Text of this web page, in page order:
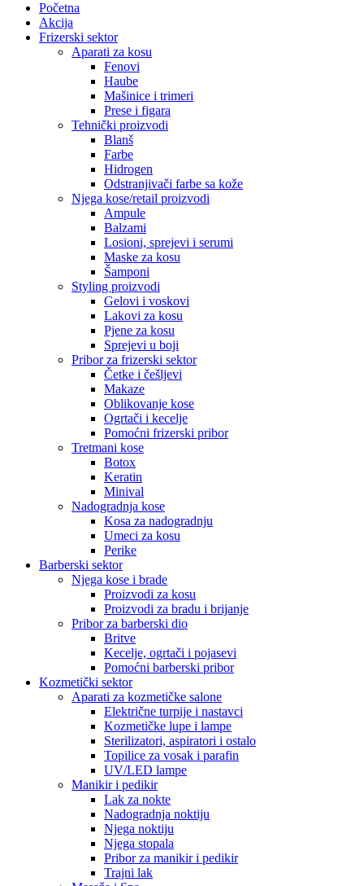
Početna
Akcija
Frizerski sektor
Aparati za kosu
Fenovi
Haube
Mašinice i trimeri
Prese i figara
Tehnički proizvodi
Blanš
Farbe
Hidrogen
Odstranjivači farbe sa kože
Njega kose/retail proizvodi
Ampule
Balzami
Losioni, sprejevi i serumi
Maske za kosu
Šamponi
Styling proizvodi
Gelovi i voskovi
Lakovi za kosu
Pjene za kosu
Sprejevi u boji
Pribor za frizerski sektor
Četke i češljevi
Makaze
Oblikovanje kose
Ogrtači i kecelje
Pomoćni frizerski pribor
Tretmani kose
Botox
Keratin
Minival
Nadogradnja kose
Kosa za nadogradnju
Umeci za kosu
Perike
Barberski sektor
Njega kose i brade
Proizvodi za kosu
Proizvodi za bradu i brijanje
Pribor za barberski dio
Britve
Kecelje, ogrtači i pojasevi
Pomoćni barberski pribor
Kozmetički sektor
Aparati za kozmetičke salone
Električne turpije i nastavci
Kozmetičke lupe i lampe
Sterilizatori, aspiratori i ostalo
Topilice za vosak i parafin
UV/LED lampe
Manikir i pedikir
Lak za nokte
Nadogradnja noktiju
Njega noktiju
Njega stopala
Pribor za manikir i pedikir
Trajni lak